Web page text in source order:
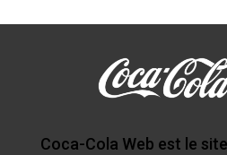
Coca-Cola Web est le